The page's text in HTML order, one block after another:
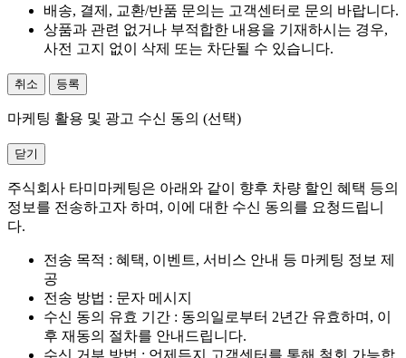
배송, 결제, 교환/반품 문의는 고객센터로 문의 바랍니다.
상품과 관련 없거나 부적합한 내용을 기재하시는 경우,
사전 고지 없이 삭제 또는 차단될 수 있습니다.
취소 등록
마케팅 활용 및 광고 수신 동의 (선택)
닫기
주식회사 타미마케팅은 아래와 같이 향후 차량 할인 혜택 등의
정보를 전송하고자 하며, 이에 대한 수신 동의를 요청드립니
다.
전송 목적 : 혜택, 이벤트, 서비스 안내 등 마케팅 정보 제
공
전송 방법 : 문자 메시지
수신 동의 유효 기간 : 동의일로부터 2년간 유효하며, 이
후 재동의 절차를 안내드립니다.
수신 거부 방법 : 언제든지 고객센터를 통해 철회 가능합